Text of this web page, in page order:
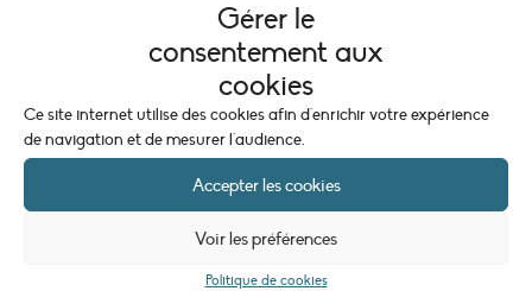
Gérer le
consentement aux
cookies
Ce site internet utilise des cookies afin d'enrichir votre expérience
de navigation et de mesurer l'audience.
Accepter les cookies
Voir les préférences
Politique de cookies
INFORMATIONS LÉGALES
Mentions légales
Politique de cookies (UE)